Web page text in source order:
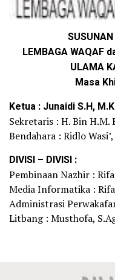
LEMBAGA WAQAF
ULAMA
Masa
Ketua : Junaidi S.H,
Sekretaris : H. Bin H.M.
Bendahara : Ridlo
DIVISI – DIVISI :
Pembinaan Nazhir :
Media Informatika :
Administrasi
Litbang : Musthofa,